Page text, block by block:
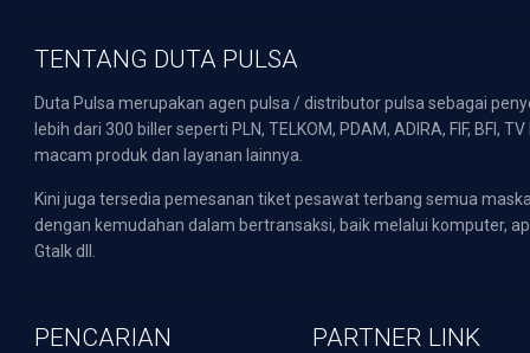
TENTANG DUTA PULSA
Duta Pulsa merupakan agen pulsa / distributor pulsa sebagai
lebih dari 300 biller seperti PLN, TELKOM, PDAM, ADIRA, FIF,
macam produk dan layanan lainnya.
Kini juga tersedia pemesanan tiket pesawat terbang semua
dengan kemudahan dalam bertransaksi, baik melalui komputer,
Gtalk dll.
PENCARIAN PARTNER LINK